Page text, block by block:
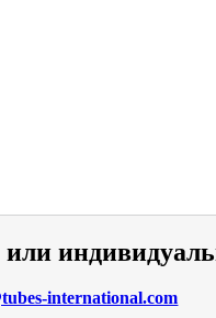
international.com